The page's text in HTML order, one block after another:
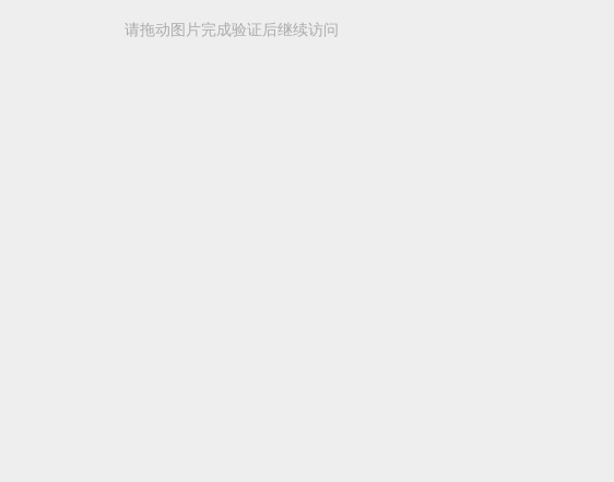
请拖动图片完成验证后继续访问